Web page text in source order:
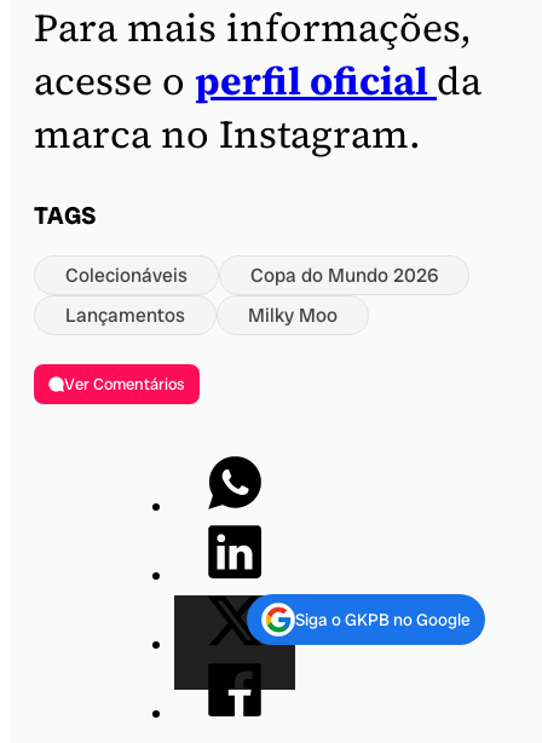
Para mais informações,
acesse o perfil oficialda
marca no Instagram.
TAGS
Colecionáveis
Copa do Mundo 2026
Lançamentos
Milky Moo
Ver Comentários
Siga o GKPB no Google